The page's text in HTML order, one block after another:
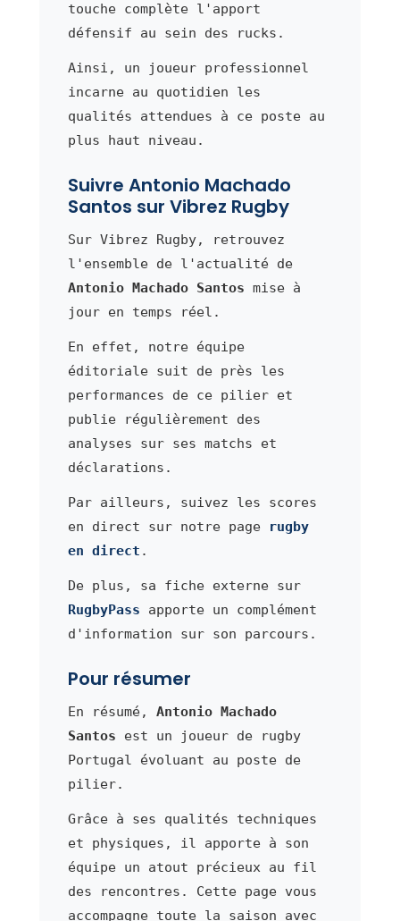
touche complète l'apport
défensif au sein des rucks.
Ainsi, un joueur professionnel
incarne au quotidien les
qualités attendues à ce poste au
plus haut niveau.
Suivre Antonio Machado
Santos sur Vibrez Rugby
Sur Vibrez Rugby, retrouvez
l'ensemble de l'actualité de
Antonio Machado Santos mise à
jour en temps réel.
En effet, notre équipe
éditoriale suit de près les
performances de ce pilier et
publie régulièrement des
analyses sur ses matchs et
déclarations.
Par ailleurs, suivez les scores
en direct sur notre page
rugby
en direct .
De plus, sa fiche externe sur
RugbyPass apporte un complément
d'information sur son parcours.
Pour résumer
En résumé, Antonio Machado
Santos est un joueur de rugby
Portugal évoluant au poste de
pilier.
Grâce à ses qualités techniques
et physiques, il apporte à son
équipe un atout précieux au fil
des rencontres. Cette page vous
accompagne toute la saison avec